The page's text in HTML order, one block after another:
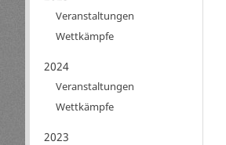
überspringen
Veranstaltungen
Wettkämpfe
2024
Veranstaltungen
Wettkämpfe
2023